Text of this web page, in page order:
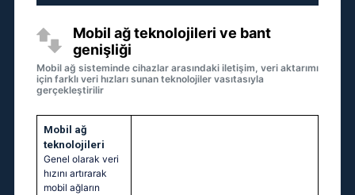
Mobil ağ teknolojileri ve bant
genişliği
Mobil ağ sisteminde cihazlar arasındaki iletişim, veri aktarımı
için farklı veri hızları sunan teknolojiler vasıtasıyla
gerçekleştirilir
Mobil ağ
teknolojileri
Genel olarak veri
hızını artırarak
mobil ağların